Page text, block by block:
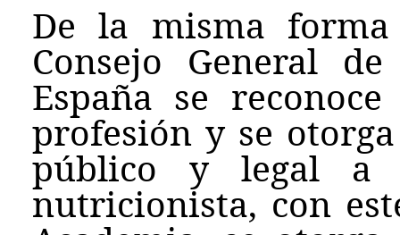
De la misma
Consejo General
España se
profesión y se
público y legal a
nutricionista, con